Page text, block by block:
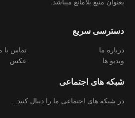
بعنوان منبع بلامانع میباشد.
دسترسی سریع
درباره ما
تماس با
ویدیو ها
عکس
شبکه های اجتماعی
در شبکه های اجتماعی ما را دنبال کنید...